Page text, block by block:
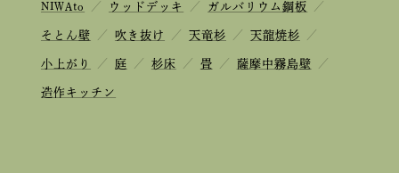
NIWAto ／ ウッドデッキ ／ ガルバリウム鋼板 ／
そとん壁 ／ 吹き抜け ／ 天竜杉 ／ 天龍焼杉 ／
小上がり ／ 庭 ／ 杉床 ／ 畳 ／ 薩摩中霧島壁 ／
造作キッチン